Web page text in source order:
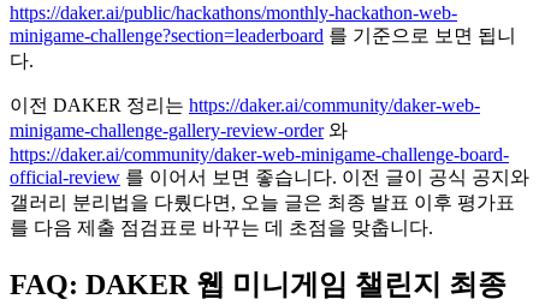
https://daker.ai/public/hackathons/monthly-hackathon-web-
minigame-challenge?section=leaderboard 를 기준으로 보면 됩니
다.
이전 DAKER 정리는 https://daker.ai/community/daker-web-
minigame-challenge-gallery-review-order와
https://daker.ai/community/daker-web-minigame-challenge-board-
official-review 를 이어서 보면 좋습니다. 이전 글이 공식 공지와
갤러리 분리법을 다뤘다면, 오늘 글은 최종 발표 이후 평가표
를 다음 제출 점검표로 바꾸는 데 초점을 맞춥니다.
FAQ: DAKER 웹 미니게임 챌린지 최종